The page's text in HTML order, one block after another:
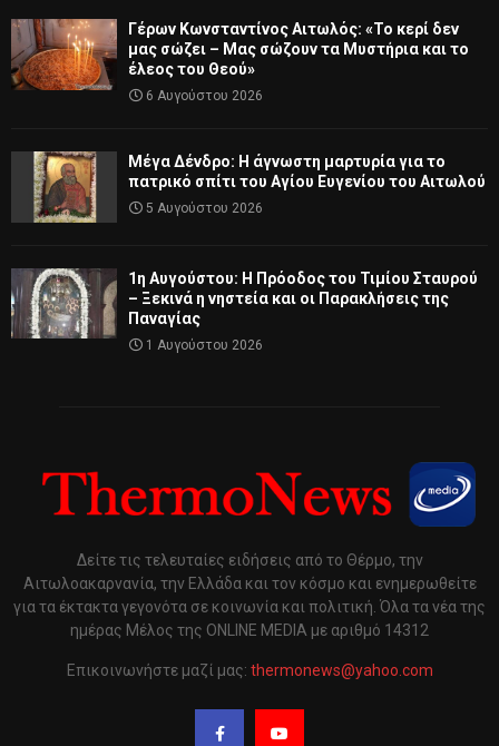
Γέρων Κωνσταντίνος Αιτωλός: «Το κερί δεν
μας σώζει – Μας σώζουν τα Μυστήρια και το
έλεος του Θεού»
6 Αυγούστου 2026
Μέγα Δένδρο: Η άγνωστη μαρτυρία για το
πατρικό σπίτι του Αγίου Ευγενίου του Αιτωλού
5 Αυγούστου 2026
1η Αυγούστου: Η Πρόοδος του Τιμίου Σταυρού
– Ξεκινά η νηστεία και οι Παρακλήσεις της
Παναγίας
1 Αυγούστου 2026
Δείτε τις τελευταίες ειδήσεις από το Θέρμο, την
Αιτωλοακαρνανία, την Ελλάδα και τον κόσμο και ενημερωθείτε
για τα έκτακτα γεγονότα σε κοινωνία και πολιτική. Όλα τα νέα της
ημέρας Μέλος της ONLINE MEDIA με αριθμό 14312
Επικοινωνήστε μαζί μας: thermonews@yahoo.com